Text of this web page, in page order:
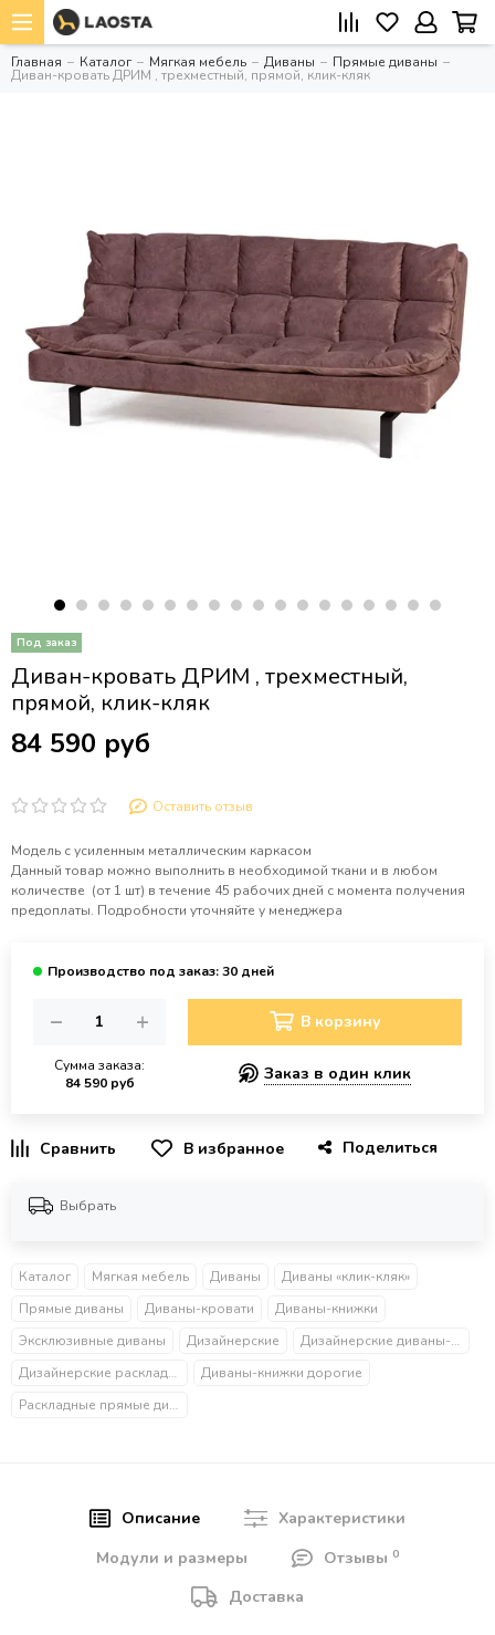
Главная Каталог Мягкая мебель Диваны Прямые диваны
Диван-кровать ДРИМ , трехместный, прямой, клик-кляк
Диван-кровать ДРИМ , трехместный,
прямой, клик-кляк
84 590 руб
Оставить отзыв
Модель с усиленным металлическим каркасом
Данный товар можно выполнить в необходимой ткани и в любом
количестве (от 1 шт) в течение 45 рабочих дней с момента получения
предоплаты. Подробности уточняйте у менеджера
Сумма заказа:
84 590 руб
В корзину
Заказ в один клик
В избранное Поделиться
Выбрать
Каталог Мягкая мебель Диваны
Диваны «клик-кляк»
Прямые диваны
Диваны-кровати
Диваны-книжки
Эксклюзивные диваны
Дизайнерские
Дизайнерские диваны-кровати
Дизайнерские раскладные диваны
Диваны-книжки дорогие
Раскладные прямые диваны
Описание
Характеристики
Модули и размеры
Отзывы 0
Доставка